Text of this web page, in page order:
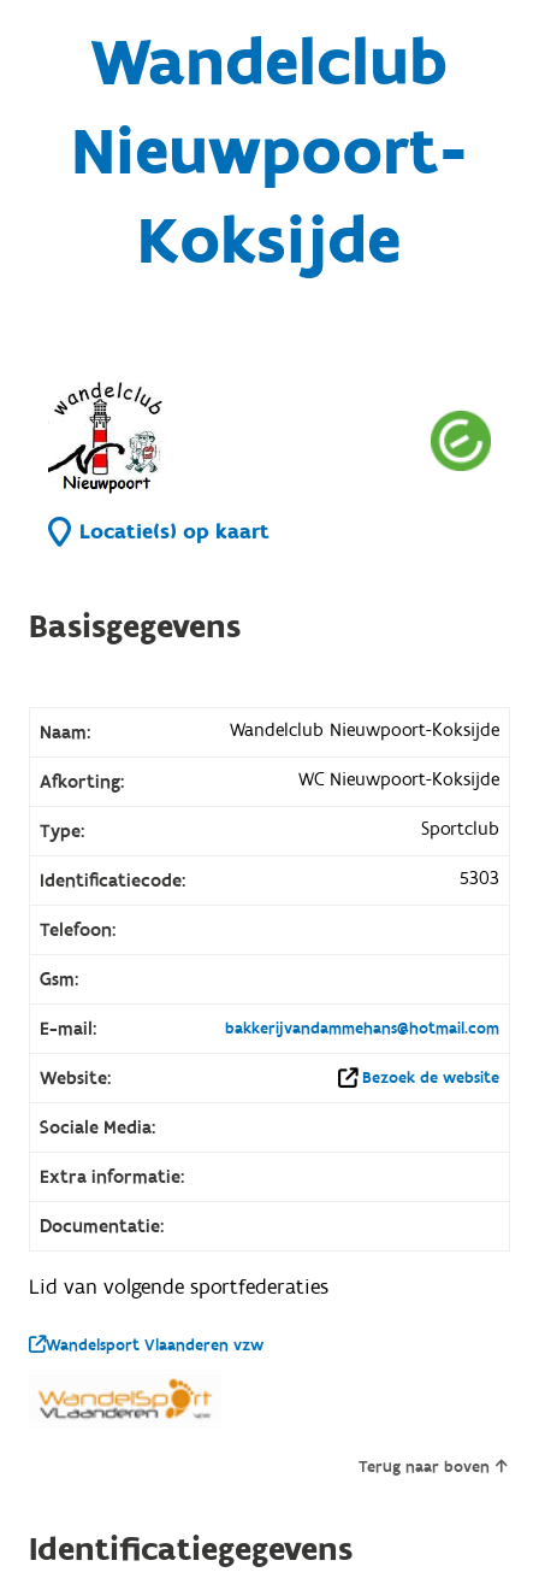
Wandelclub
Nieuwpoort-
Koksijde
Locatie(s) op kaart
Basisgegevens
Naam: Wandelclub Nieuwpoort-Koksijde
Afkorting: WC Nieuwpoort-Koksijde
Type: Sportclub
Identificatiecode: 5303
Telefoon:
Gsm:
E-mail: bakkerijvandammehans@hotmail.com
Website: Bezoek de website
Sociale Media:
Extra informatie:
Documentatie:
Lid van volgende sportfederaties
Wandelsport Vlaanderen vzw
Terug naar boven
Identificatiegegevens